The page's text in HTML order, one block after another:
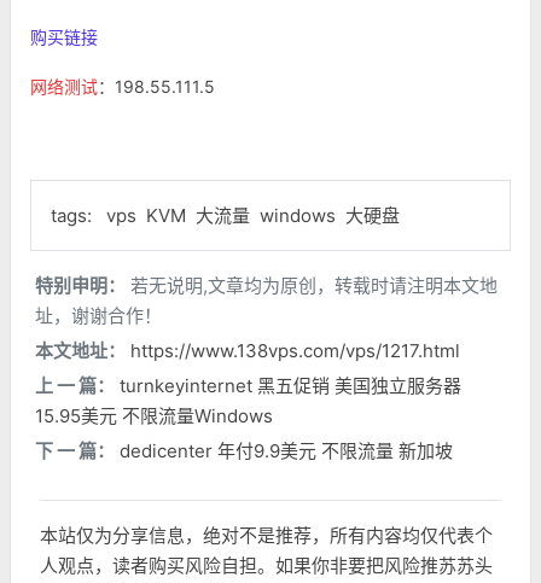
购买链接
网络测试：198.55.111.5
tags: vps KVM 大流量 windows 大硬盘
特别申明：
若无说明,文章均为原创，转载时请注明本文地
址，谢谢合作！
本文地址：
https://www.138vps.com/vps/1217.html
上 一 篇：
turnkeyinternet 黑五促销 美国独立服务器
15.95美元 不限流量Windows
下 一 篇：
dedicenter 年付9.9美元 不限流量 新加坡
本站仅为分享信息，绝对不是推荐，所有内容均仅代表个
人观点，读者购买风险自担。如果你非要把风险推苏苏头